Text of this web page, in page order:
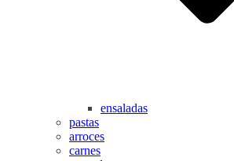
ensaladas
pastas
arroces
carnes